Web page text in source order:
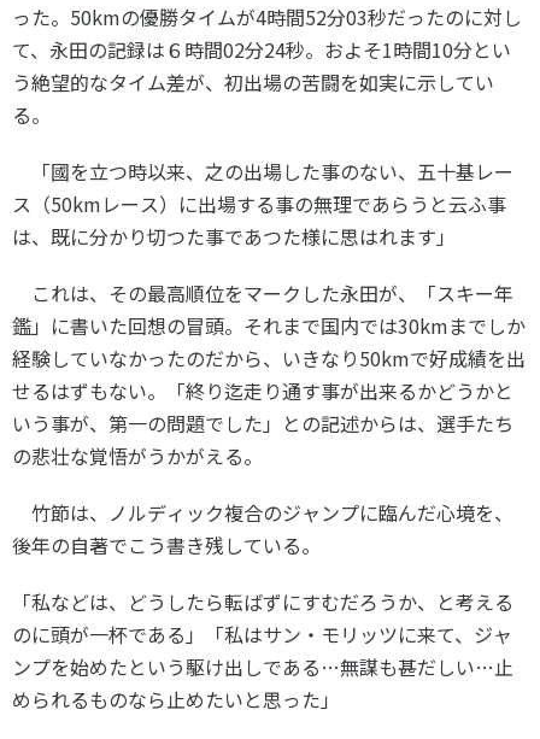
った。 50kmの優勝タイムが4時間52分03秒だったのに対し
て、永田の記録は６時間02分24秒。およそ1時間10分とい
う絶望的なタイム差が、初出場の苦闘を如実に示してい
る。
「國を立つ時以来、之の出場した事のない、五十基レー
ス（50kmレース）に出場する事の無理であらうと云ふ事
は、既に分かり切つた事であつた様に思はれます」
これは、その最高順位をマークした永田が、「スキー年
鑑」に書いた回想の冒頭。それまで国内では30kmまでしか
経験していなかったのだから、いきなり50kmで好成績を出
せるはずもない。「終り迄走り通す事が出来るかどうかと
いう事が、第一の問題でした」との記述からは、選手たち
の悲壮な覚悟がうかがえる。
竹節は、ノルディック複合のジャンプに臨んだ心境を、
後年の自著でこう書き残している。
「私などは、どうしたら転ばずにすむだろうか、と考える
のに頭が一杯である」「私はサン・モリッツに来て、ジャ
ンプを始めたという駆け出しである…無謀も甚だしい…止
められるものなら止めたいと思った」